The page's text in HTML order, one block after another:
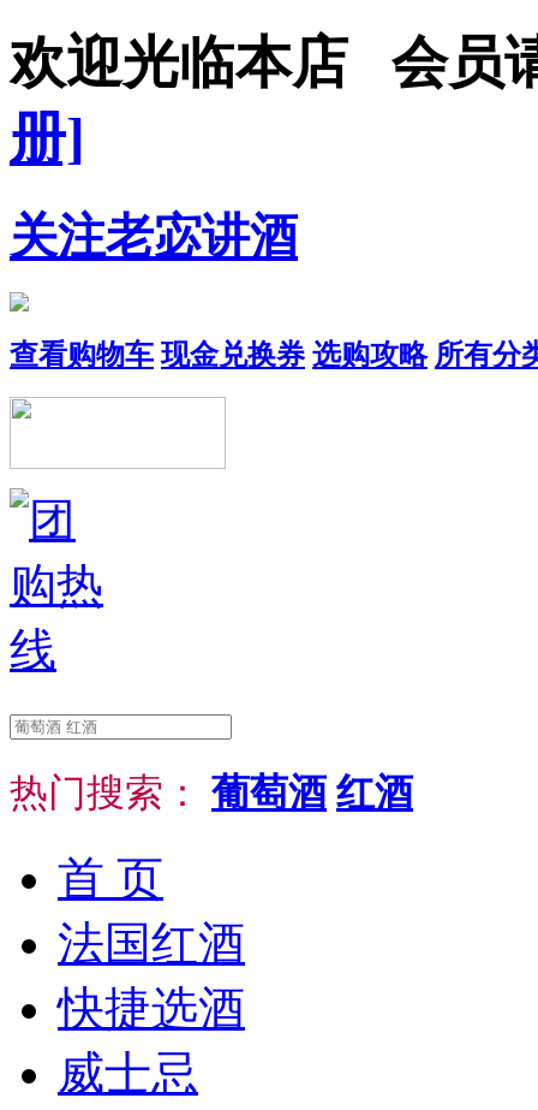
欢迎光临本店 会
册]
关注老宓讲酒
查看购物车 现金兑换券 选购攻略 所有分
热门搜索： 葡萄酒 红酒
首 页
法国红酒
快捷选酒
威士忌